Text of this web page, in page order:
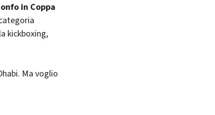
in Coppa
kickboxing,
Ma voglio